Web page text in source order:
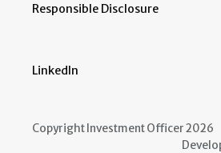
Responsible Disclosure
LinkedIn
Copyright Investment Officer 2026